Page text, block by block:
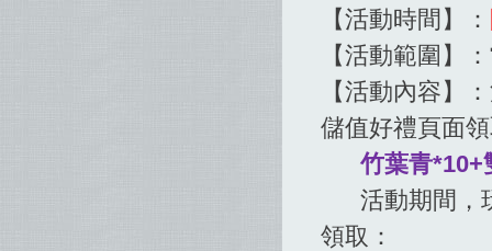
【活動時間】：
【活動範圍】
【活動內容】
儲值好禮頁面
竹葉青*10+
活動期間，
領取：